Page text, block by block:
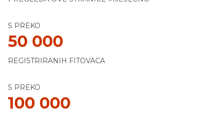
S PREKO
50 000
REGISTRIRANIH FITOVACA
S PREKO
100 000